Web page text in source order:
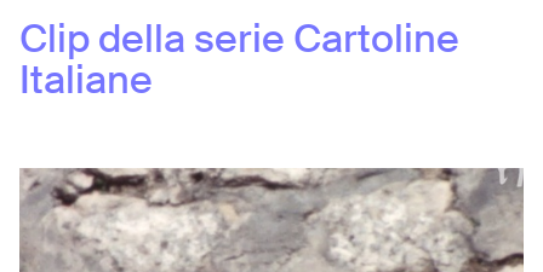
Clip della serie Cartoline
Italiane